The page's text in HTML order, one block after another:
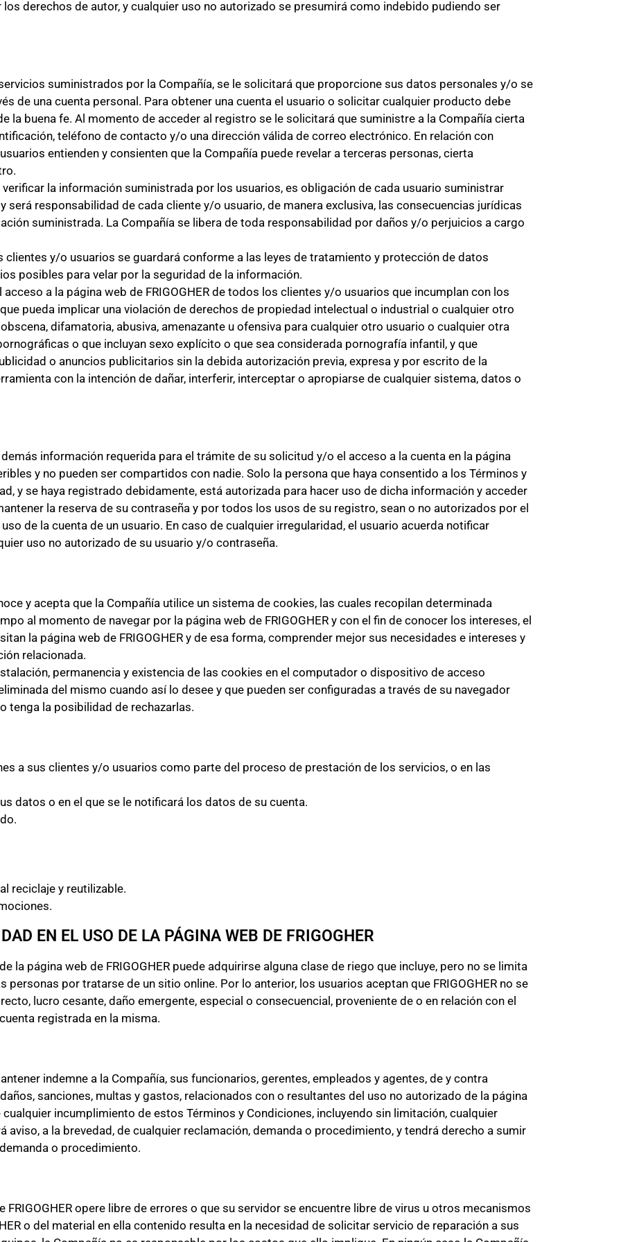
los derechos de autor, y cualquier uso no autorizado se presumirá como indebido pudiendo ser
suministrados por la Compañía, se le solicitará que proporcione sus datos personales y/o se
de una cuenta personal. Para obtener una cuenta el usuario o solicitar cualquier producto debe
la buena fe. Al momento de acceder al registro se le solicitará que suministre a la Compañía cierta
teléfono de contacto y/o una dirección válida de correo electrónico. En relación con
entienden y consienten que la Compañía puede revelar a terceras personas, cierta
verificar la información suministrada por los usuarios, es obligación de cada usuario suministrar
será responsabilidad de cada cliente y/o usuario, de manera exclusiva, las consecuencias jurídicas
suministrada. La Compañía se libera de toda responsabilidad por daños y/o perjuicios a cargo
y/o usuarios se guardará conforme a las leyes de tratamiento y protección de datos
posibles para velar por la seguridad de la información.
a la página web de FRIGOGHER de todos los clientes y/o usuarios que incumplan con los
pueda implicar una violación de derechos de propiedad intelectual o industrial o cualquier otro
difamatoria, abusiva, amenazante u ofensiva para cualquier otro usuario o cualquier otra
o que incluyan sexo explícito o que sea considerada pornografía infantil, y que
o anuncios publicitarios sin la debida autorización previa, expresa y por escrito de la
con la intención de dañar, interferir, interceptar o apropiarse de cualquier sistema, datos o
información requerida para el trámite de su solicitud y/o el acceso a la cuenta en la página
y no pueden ser compartidos con nadie. Solo la persona que haya consentido a los Términos y
y se haya registrado debidamente, está autorizada para hacer uso de dicha información y acceder
la reserva de su contraseña y por todos los usos de su registro, sean o no autorizados por el
de la cuenta de un usuario. En caso de cualquier irregularidad, el usuario acuerda notificar
uso no autorizado de su usuario y/o contraseña.
y acepta que la Compañía utilice un sistema de cookies, las cuales recopilan determinada
al momento de navegar por la página web de FRIGOGHER y con el fin de conocer los intereses, el
la página web de FRIGOGHER y de esa forma, comprender mejor sus necesidades e intereses y
relacionada.
permanencia y existencia de las cookies en el computador o dispositivo de acceso
del mismo cuando así lo desee y que pueden ser configuradas a través de su navegador
tenga la posibilidad de rechazarlas.
a sus clientes y/o usuarios como parte del proceso de prestación de los servicios, o en las
datos o en el que se le notificará los datos de su cuenta.
reciclaje y reutilizable.
EN EL USO DE LA PÁGINA WEB DE FRIGOGHER
la página web de FRIGOGHER puede adquirirse alguna clase de riego que incluye, pero no se limita
por tratarse de un sitio online. Por lo anterior, los usuarios aceptan que FRIGOGHER no se
lucro cesante, daño emergente, especial o consecuencial, proveniente de o en relación con el
registrada en la misma.
indemne a la Compañía, sus funcionarios, gerentes, empleados y agentes, de y contra
sanciones, multas y gastos, relacionados con o resultantes del uso no autorizado de la página
cualquier incumplimiento de estos Términos y Condiciones, incluyendo sin limitación, cualquier
aviso, a la brevedad, de cualquier reclamación, demanda o procedimiento, y tendrá derecho a sumir
o procedimiento.
FRIGOGHER opere libre de errores o que su servidor se encuentre libre de virus u otros mecanismos
o del material en ella contenido resulta en la necesidad de solicitar servicio de reparación a sus